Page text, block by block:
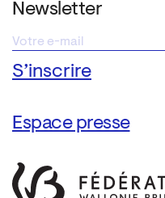
Newsletter
Espace presse